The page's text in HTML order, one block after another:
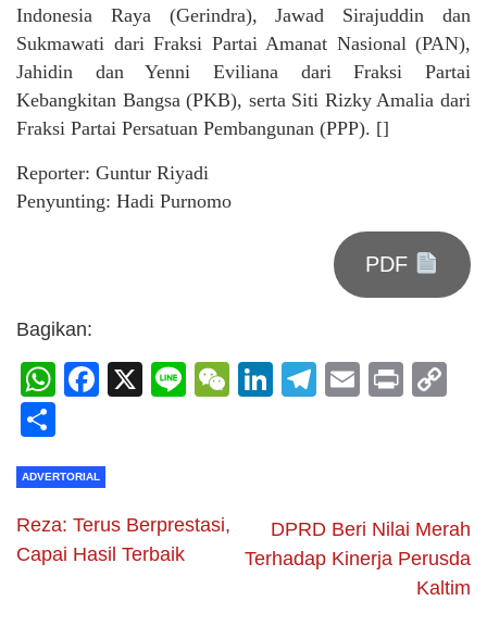
Indonesia Raya (Gerindra), Jawad Sirajuddin dan
Sukmawati dari Fraksi Partai Amanat Nasional (PAN),
Jahidin dan Yenni Eviliana dari Fraksi Partai
Kebangkitan Bangsa (PKB), serta Siti Rizky Amalia dari
Fraksi Partai Persatuan Pembangunan (PPP). []
Reporter: Guntur Riyadi
Penyunting: Hadi Purnomo
PDF
Bagikan:
WhatsApp
Facebook
X LineWeChat
LinkedIn
Telegram
Email
Print
ADVERTORIAL
Reza: Terus Berprestasi,
Capai Hasil Terbaik
DPRD Beri Nilai Merah
Terhadap Kinerja Perusda
Kaltim